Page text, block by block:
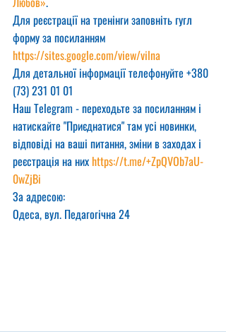
Для реєстрації на тренінги заповніть гугл
форму за посиланням
https://sites.google.com/view/vilna
Для детальної інформації телефонуйте +380
(73) 231 01 01
Наш Telegram - переходьте за посиланням і
натискайте "Приєднатися" там усі новинки,
відповіді на ваші питання, зміни в заходах і
реєстрація на них https://t.me/+ZpQVOb7aU-
0wZjBi
За адресою:
Одеса, вул. Педагогічна 24